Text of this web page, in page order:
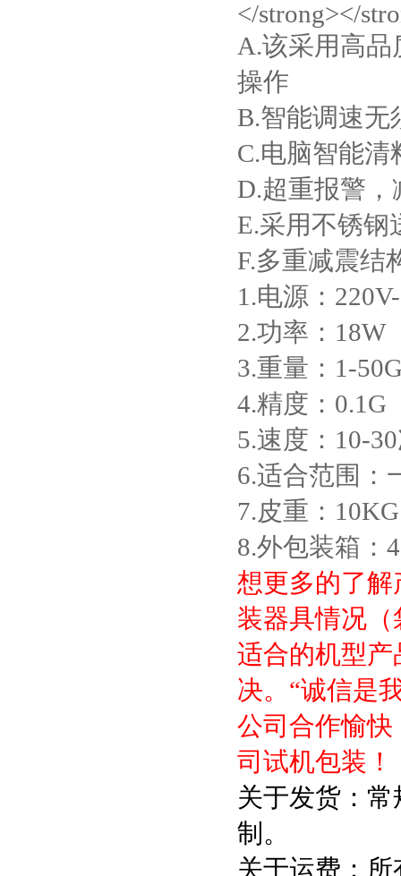
A.该采用高品
操作
B.智能调速无
C.电脑智能清
D.超重报警，
E.采用不锈钢
F.多重减震结
1.电源：
2.功率：18W
3.重量：1-
4.精度：0.1G
5.速度：10-
6.适合范围：
7.皮重：10KG
8.外包装箱：
想更多的了
装器具情况
适合的机型
决。“诚信是
公司合作愉
司试机包装！
关于发货：
制。
关于运费：